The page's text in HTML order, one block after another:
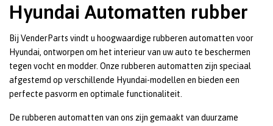
Hyundai Automatten rubber
Bij VenderParts vindt u hoogwaardige rubberen automatten voor
Hyundai, ontworpen om het interieur van uw auto te beschermen
tegen vocht en modder. Onze rubberen automatten zijn speciaal
afgestemd op verschillende Hyundai-modellen en bieden een
perfecte pasvorm en optimale functionaliteit.
De rubberen automatten van ons zijn gemaakt van duurzame